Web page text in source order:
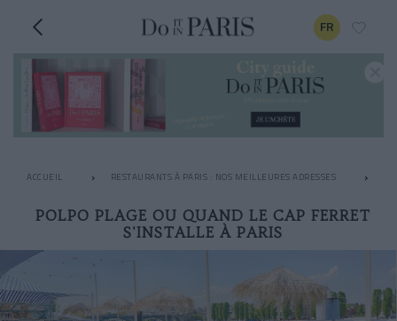
FR
ACCUEIL RESTAURANTS À PARIS : NOS MEILLEURES ADRESSES
POLPO PLAGE OU QUAND LE CAP FERRET
S'INSTALLE À PARIS